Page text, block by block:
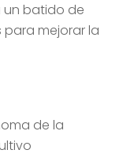
un batido de
mejorar la